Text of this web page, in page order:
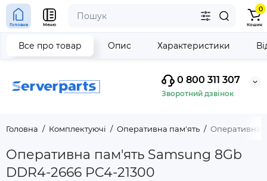
0 800 311 307
Зворотний дзвінок
Головна Меню
0
Кошик
Головна Комплектуючі Оперативна пам'ять Оперативна
Оперативна пам'ять Samsung 8Gb
DDR4-2666 PC4-21300
Все про товар Опис Характеристики